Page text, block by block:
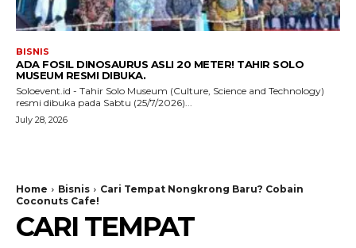
BISNIS
ADA FOSIL DINOSAURUS ASLI 20 METER! TAHIR SOLO
MUSEUM RESMI DIBUKA.
Soloevent.id - Tahir Solo Museum (Culture, Science and Technology)
resmi dibuka pada Sabtu (25/7/2026)...
July 28, 2026